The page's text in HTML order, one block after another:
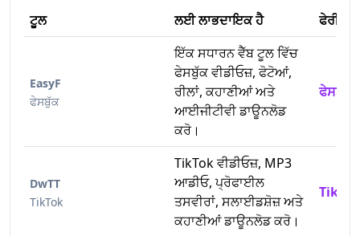
ਟੂਲ ਲਈ ਲਾਭਦਾਇਕ ਹੈ ਫੇਰੀ
EasyF
ਫੇਸਬੁੱਕ
ਇੱਕ ਸਧਾਰਨ ਵੈੱਬ ਟੂਲ ਵਿੱਚ
ਫੇਸਬੁੱਕ ਵੀਡੀਓਜ਼, ਫੋਟੋਆਂ,
ਰੀਲਾਂ, ਕਹਾਣੀਆਂ ਅਤੇ
ਆਈਜੀਟੀਵੀ ਡਾਊਨਲੋਡ
ਕਰੋ।
ਫੇਸਬੁੱਕ
DwTT
TikTok
TikTok ਵੀਡੀਓਜ਼, MP3
ਆਡੀਓ, ਪ੍ਰੋਫਾਈਲ
ਤਸਵੀਰਾਂ, ਸਲਾਈਡਸ਼ੋਜ਼ ਅਤੇ
ਕਹਾਣੀਆਂ ਡਾਊਨਲੋਡ ਕਰੋ।